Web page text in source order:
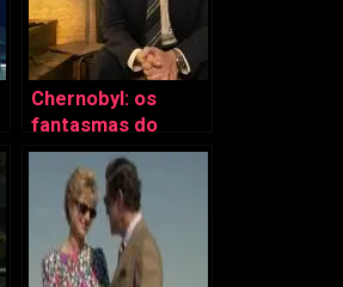
Chernobyl: os
fantasmas do
passado ainda têm
força